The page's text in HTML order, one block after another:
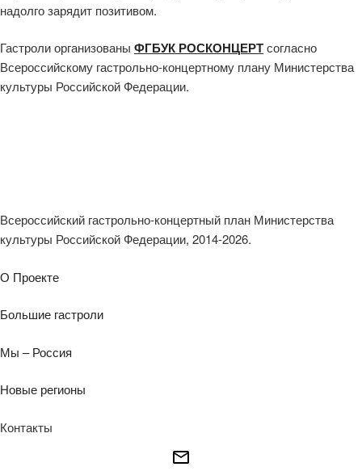
надолго зарядит позитивом.
Гастроли организованы ФГБУК РОСКОНЦЕРТсогласно
Всероссийскому гастрольно-концертному плану Министерства
культуры Российской Федерации.
Всероссийский гастрольно-концертный план Министерства
культуры Российской Федерации, 2014-2026.
О Проекте
Большие гастроли
Мы – Россия
Новые регионы
Контакты